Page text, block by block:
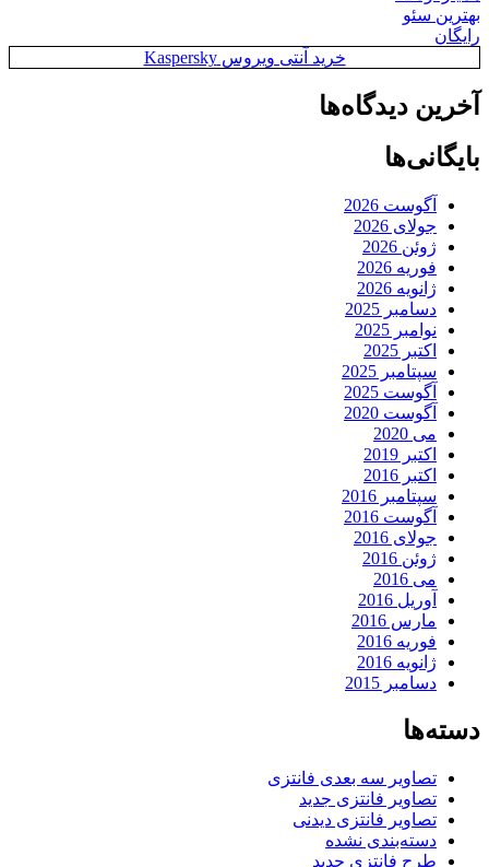
بهترین سئو
رایگان
خرید آنتی ویروس Kaspersky
آخرین دیدگاه‌ها
بایگانی‌ها
آگوست 2026
جولای 2026
ژوئن 2026
فوریه 2026
ژانویه 2026
دسامبر 2025
نوامبر 2025
اکتبر 2025
سپتامبر 2025
آگوست 2025
آگوست 2020
می 2020
اکتبر 2019
اکتبر 2016
سپتامبر 2016
آگوست 2016
جولای 2016
ژوئن 2016
می 2016
آوریل 2016
مارس 2016
فوریه 2016
ژانویه 2016
دسامبر 2015
دسته‌ها
تصاویر سه بعدی فانتزی
تصاویر فانتزی جدید
تصاویر فانتزی دیدنی
دسته‌بندی نشده
طرح فانتزی جدید